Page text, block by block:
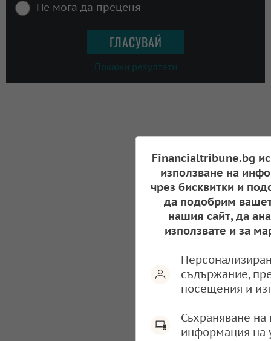
Не мога да преценя
Покажи резултати
Financialtribune.bg
използване на
чрез бисквитки и
да подобрим
нашия сайт, да
използвате и за
съдържание,
посещения и
Съхраняване
информация на